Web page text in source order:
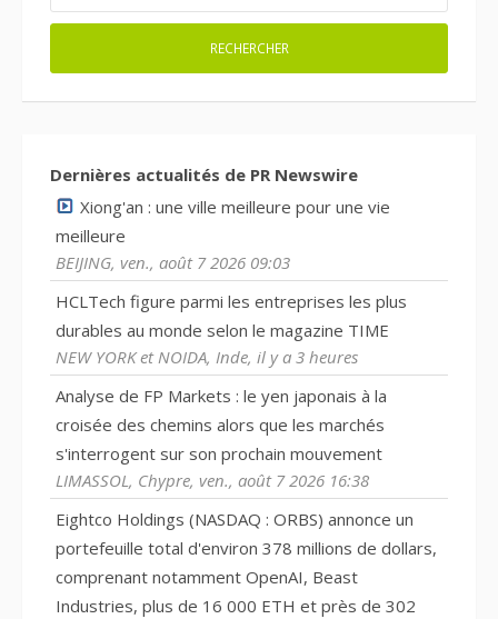
Dernières actualités de PR Newswire
Xiong'an : une ville meilleure pour une vie
meilleure
BEIJING, ven., août 7 2026 09:03
HCLTech figure parmi les entreprises les plus
durables au monde selon le magazine TIME
NEW YORK et NOIDA, Inde, il y a 3 heures
Analyse de FP Markets : le yen japonais à la
croisée des chemins alors que les marchés
s'interrogent sur son prochain mouvement
LIMASSOL, Chypre, ven., août 7 2026 16:38
Eightco Holdings (NASDAQ : ORBS) annonce un
portefeuille total d'environ 378 millions de dollars,
comprenant notamment OpenAI, Beast
Industries, plus de 16 000 ETH et près de 302